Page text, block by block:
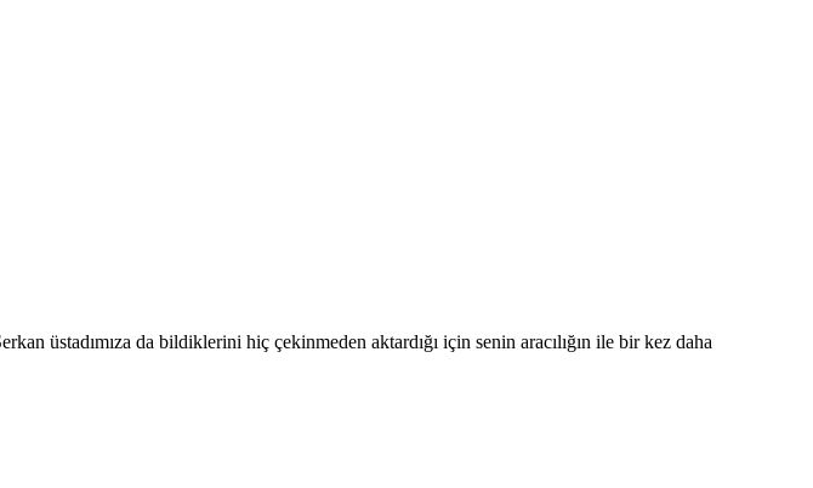
üstadımıza da bildiklerini hiç çekinmeden aktardığı için senin aracılığın ile bir kez daha